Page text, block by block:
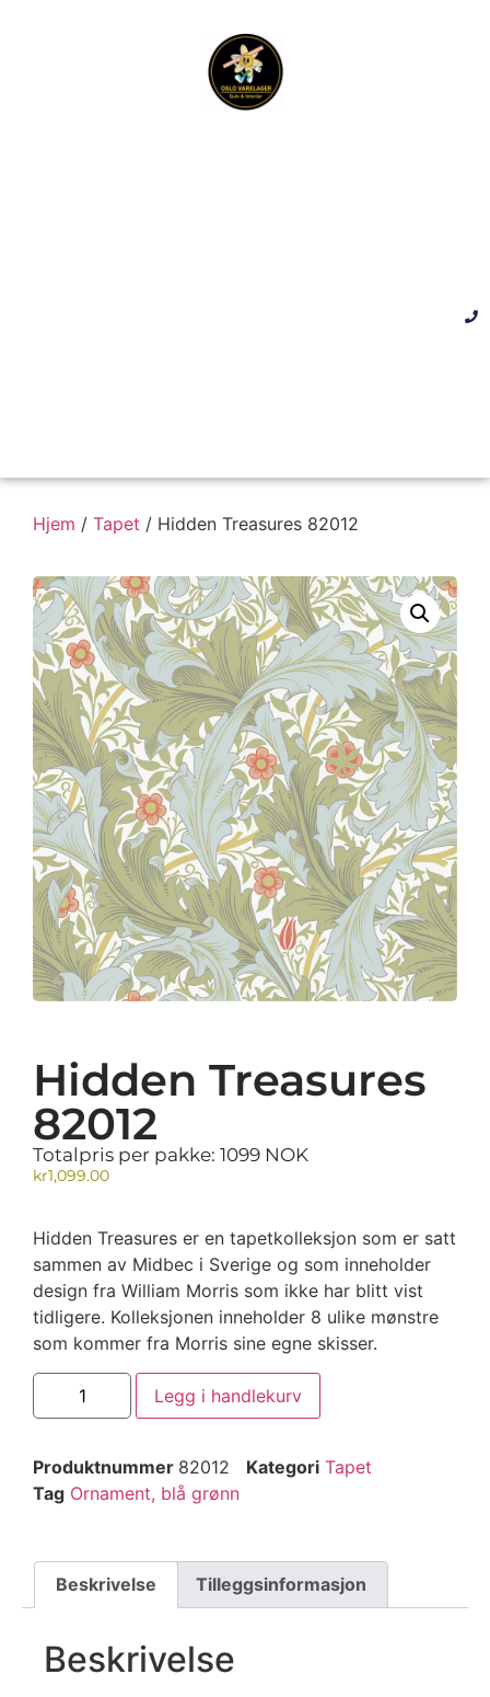
Hjem / Tapet / Hidden Treasures 82012
Hidden Treasures
82012
Totalpris per pakke: 1099 NOK
kr1,099.00
Hidden Treasures er en tapetkolleksjon som er satt
sammen av Midbec i Sverige og som inneholder
design fra William Morris som ikke har blitt vist
tidligere. Kolleksjonen inneholder 8 ulike mønstre
som kommer fra Morris sine egne skisser.
Legg i handlekurv
Produktnummer 82012 Kategori Tapet
Tag Ornament, blå grønn
Beskrivelse Tilleggsinformasjon
Beskrivelse